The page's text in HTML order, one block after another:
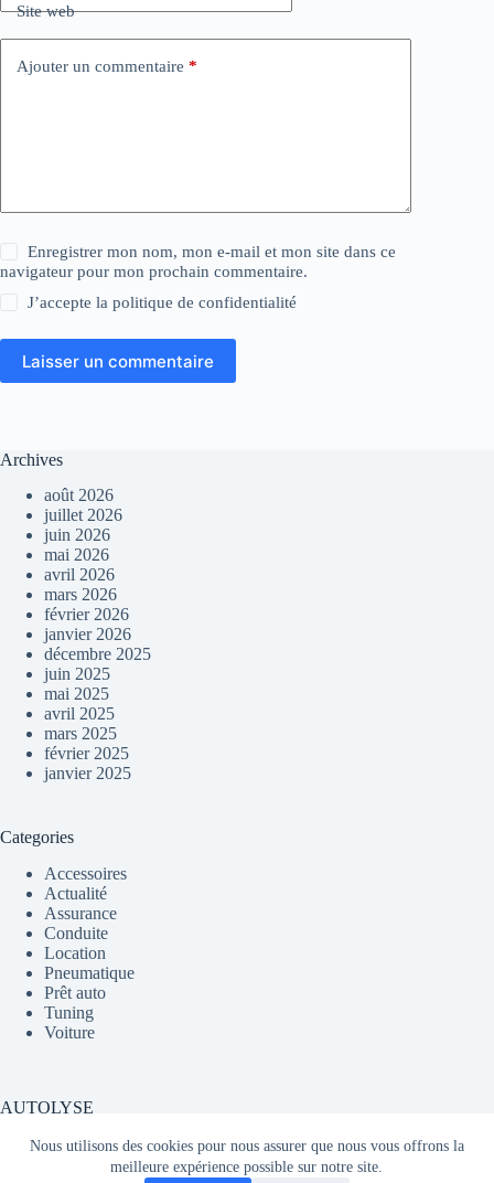
Nous utilisons des cookies pour nous assurer que nous vous offrons la
meilleure expérience possible sur notre site.
Site web
Ajouter un commentaire *
Enregistrer mon nom, mon e-mail et mon site dans ce
navigateur pour mon prochain commentaire.
J’accepte lapolitique de confidentialité
Laisser un commentaire
Archives
août 2026
juillet 2026
juin 2026
mai 2026
avril 2026
mars 2026
février 2026
janvier 2026
décembre 2025
juin 2025
mai 2025
avril 2025
mars 2025
février 2025
janvier 2025
Categories
Accessoires
Actualité
Assurance
Conduite
Location
Pneumatique
Prêt auto
Tuning
Voiture
AUTOLYSE